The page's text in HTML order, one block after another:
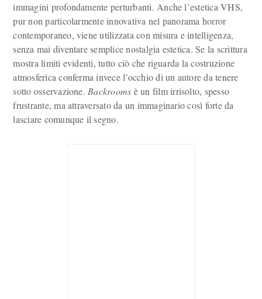
immagini profondamente perturbanti. Anche l’estetica VHS,
pur non particolarmente innovativa nel panorama horror
contemporaneo, viene utilizzata con misura e intelligenza,
senza mai diventare semplice nostalgia estetica. Se la scrittura
mostra limiti evidenti, tutto ciò che riguarda la costruzione
atmosferica conferma invece l’occhio di un autore da tenere
sotto osservazione. Backrooms è un film irrisolto, spesso
frustrante, ma attraversato da un immaginario così forte da
lasciare comunque il segno.